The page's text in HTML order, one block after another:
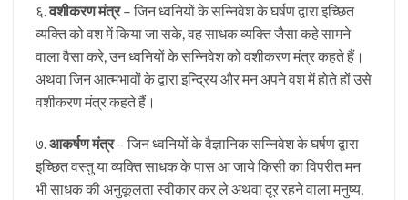
६.वशीकरण मंत्र– जिन ध्वनियों के सन्निवेश के घर्षण द्वारा इच्छित
व्यक्ति को वश में किया जा सके, वह साधक व्यक्ति जैसा कहे सामने
वाला वैसा करे, उन ध्वनियों के सन्निवेश को वशीकरण मंत्र कहते हैं।
अथवा जिन आत्मभावों के द्वारा इन्द्रिय और मन अपने वश में होते हों उसे
वशीकरण मंत्र कहते हैं।
७. आकर्षण मंत्र– जिन ध्वनियों के वैज्ञानिक सन्निवेश के घर्षण द्वारा
इच्छित वस्तु या व्यक्ति साधक के पास आ जाये किसी का विपरीत मन
भी साधक की अनुकूलता स्वीकार कर ले अथवा दूर रहने वाला मनुष्य,